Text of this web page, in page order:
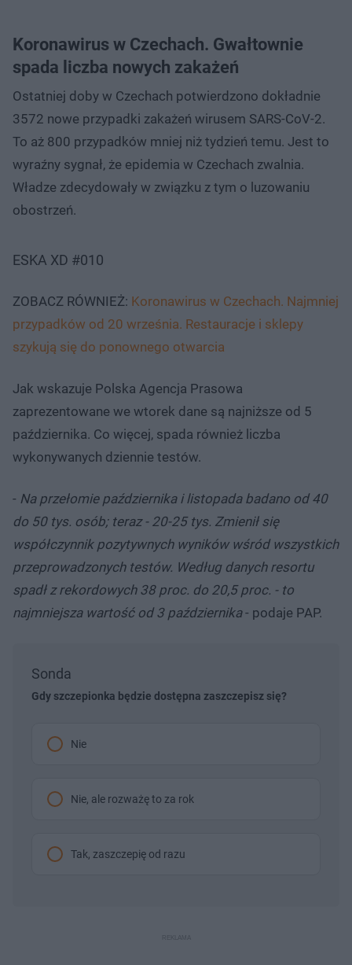
Koronawirus w Czechach. Gwałtownie
spada liczba nowych zakażeń
Ostatniej doby w Czechach potwierdzono dokładnie
3572 nowe przypadki zakażeń wirusem SARS-CoV-2.
To aż 800 przypadków mniej niż tydzień temu. Jest to
wyraźny sygnał, że epidemia w Czechach zwalnia.
Władze zdecydowały w związku z tym o luzowaniu
obostrzeń.
ESKA XD #010
ZOBACZ RÓWNIEŻ: Koronawirus w Czechach. Najmniej
przypadków od 20 września. Restauracje i sklepy
szykują się do ponownego otwarcia
Jak wskazuje Polska Agencja Prasowa
zaprezentowane we wtorek dane są najniższe od 5
października. Co więcej, spada również liczba
wykonywanych dziennie testów.
- Na przełomie października i listopada badano od 40
do 50 tys. osób; teraz - 20-25 tys. Zmienił się
współczynnik pozytywnych wyników wśród wszystkich
przeprowadzonych testów. Według danych resortu
spadł z rekordowych 38 proc. do 20,5 proc. - to
najmniejsza wartość od 3 października- podaje PAP.
Sonda
Gdy szczepionka będzie dostępna zaszczepisz się?
Nie
Nie, ale rozważę to za rok
Tak, zaszczepię od razu